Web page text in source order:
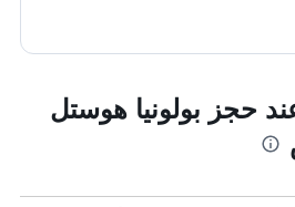
حجز بولونيا هوستل